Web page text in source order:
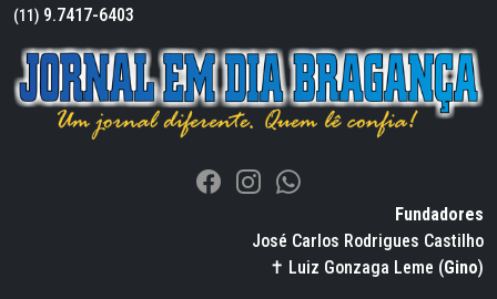
(11) 9.7417-6403
Fundadores
José Carlos Rodrigues Castilho
✝ Luiz Gonzaga Leme (Gino)